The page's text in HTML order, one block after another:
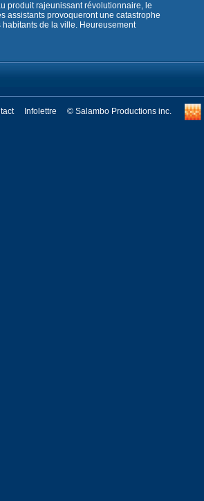
produit rajeunissant révolutionnaire, le
assistants provoqueront une catastrophe
de la ville. Heureusement
Infolettre © Salambo Productions inc.